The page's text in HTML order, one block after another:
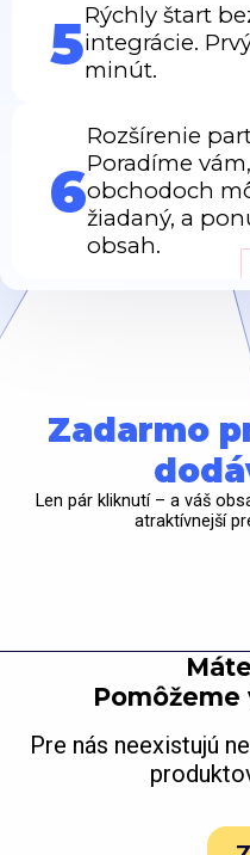
5Rýchly štart
integrácie.
minút.
6
Rozšírenie
Poradíme
obchodoch
žiadaný, a
obsah.
Zadarmo
Len pár kliknutí – a váš
atraktívnejší
Pomôžeme
Pre nás neexistujú